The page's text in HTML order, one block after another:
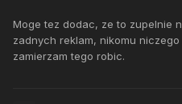
Moge tez dodac, ze to zupelnie
zadnych reklam, nikomu
zamierzam tego robic.